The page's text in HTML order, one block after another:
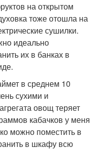
на открытом
тоже отошла на
сушилки.
идеально
их в банках в
в среднем 10
сухими и
овощ теряет
кабачков у меня
можно поместить в
в шкафу всю